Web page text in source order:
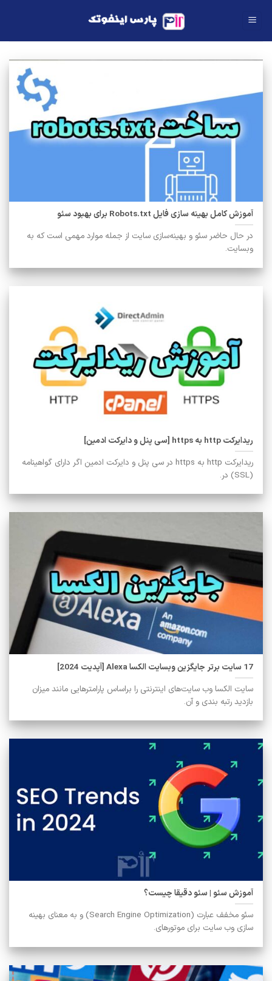
آموزش کامل بهینه سازی فایل Robots.txt برای بهبود سئو
در حال حاضر سئو و بهینه‌سازی سایت از جمله موارد مهمی است که به
وبسایت.
ریدایرکت http به https [سی پنل و دایرکت ادمین]
ریدایرکت http به https در سی پنل و دایرکت ادمین اگر دارای گواهینامه
(SSL) در.
17 سایت برتر جایگزین وبسایت الکسا Alexa [آپدیت 2024]
سایت الکسا وب سایت‌های اینترنتی را براساس پارامترهایی مانند میزان
بازدید رتبه بندی و آن.
آموزش سئو | سئو دقیقا چیست؟
سئو مخفف عبارت (Search Engine Optimization) و به معنای بهینه
سازی وب سایت برای موتورهای.